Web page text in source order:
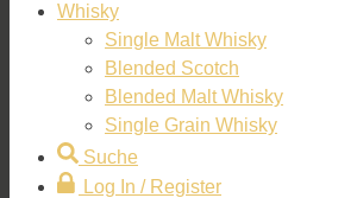
Whisky
Single Malt Whisky
Blended Scotch
Blended Malt Whisky
Single Grain Whisky
Suche
Log In / Register